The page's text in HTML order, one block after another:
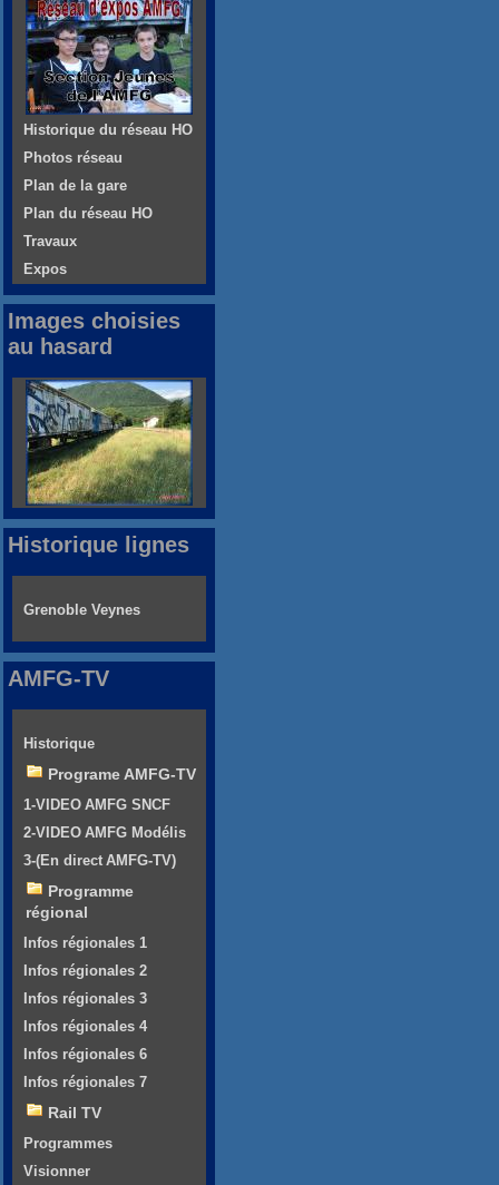
Historique du réseau HO
Photos réseau
Plan de la gare
Plan du réseau HO
Travaux
Expos
Images choisies
au hasard
Historique lignes
Grenoble Veynes
AMFG-TV
Historique
Programe AMFG-TV
1-VIDEO AMFG SNCF
2-VIDEO AMFG Modélis
3-(En direct AMFG-TV)
Programme
régional
Infos régionales 1
Infos régionales 2
Infos régionales 3
Infos régionales 4
Infos régionales 6
Infos régionales 7
Rail TV
Programmes
Visionner